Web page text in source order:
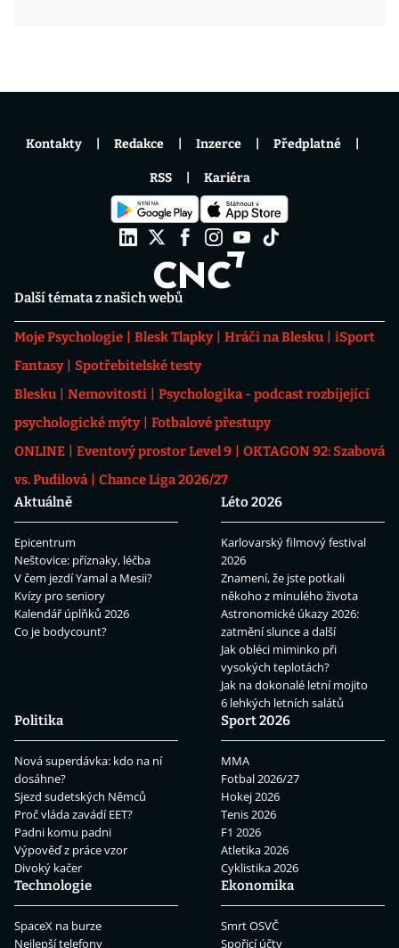
Další témata z našich webů
Moje Psychologie Blesk Tlapky Hráči na Blesku
iSport
Fantasy
Spotřebitelské testy
Blesku
Nemovitosti
Psychologika - podcast rozbíjející
psychologické mýty
Fotbalové přestupy
ONLINE
Eventový prostor Level 9
OKTAGON 92: Szabová
vs. Pudilová
Chance Liga 2026/27
Aktuálně
Epicentrum
Neštovice: příznaky, léčba
V čem jezdí Yamal a Mesii?
Kvízy pro seniory
Kalendář úplňků 2026
Co je bodycount?
Léto 2026
Karlovarský filmový festival
2026
Znamení, že jste potkali
někoho z minulého života
Astronomické úkazy 2026:
zatmění slunce a další
Jak obléci miminko při
vysokých teplotách?
Jak na dokonalé letní mojito
6 lehkých letních salátů
Politika
Nová superdávka: kdo na ní
dosáhne?
Sjezd sudetských Němců
Proč vláda zavádí EET?
Padni komu padni
Výpověď z práce vzor
Divoký kačer
Sport 2026
MMA
Fotbal 2026/27
Hokej 2026
Tenis 2026
F1 2026
Atletika 2026
Cyklistika 2026
Technologie
SpaceX na burze
Nejlepší telefony
Ekonomika
Smrt OSVČ
Spořicí účty
Kontakty Redakce Inzerce Předplatné
RSS Kariéra